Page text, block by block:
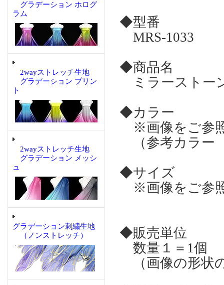
グラデーション ホログ
ラム
2wayストレッチ生地
グラデーション プリン
ト
2wayストレッチ生地
グラデーション メッシ
ュ
グラデーション刺繍生地
（ノンストレッチ）
◆型番
MRS-1033
◆商品名
ミラーストー
◆カラー
※画像をご参
（参考カラー
◆サイズ
※画像をご参
◆販売単位
数量１＝1個
（画像の形状